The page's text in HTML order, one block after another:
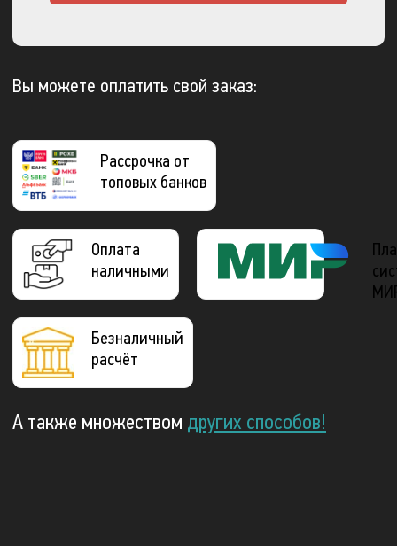
Вы можете оплатить свой заказ:
Рассрочка от
топовых банков
Оплата
наличными
Безналичный
расчёт
А также множеством других способов!